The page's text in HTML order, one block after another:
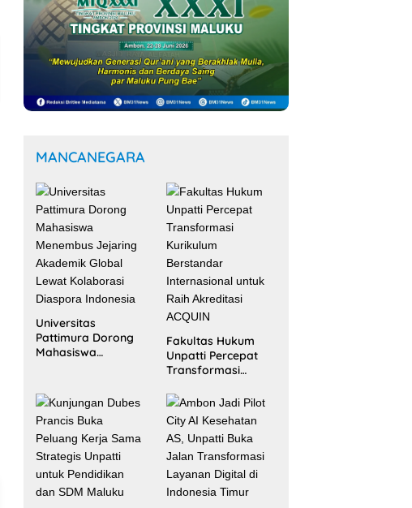
MANCANEGARA
Universitas
Pattimura Dorong
Mahasiswa
Lewat Kolaborasi
Diaspora Indonesia
Fakultas Hukum
Unpatti Percepat
Transformasi
Berstandar
Internasional untuk
Raih Akreditasi
ACQUIN